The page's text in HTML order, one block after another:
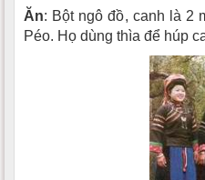
Ăn: Bột ngô đồ, canh là 2
Péo. Họ dùng thìa để húp